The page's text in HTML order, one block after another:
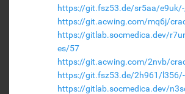
https://git.fsz53.de/sr5aa/
https://git.acwing.com/mq6j/
https://gitlab.socmedica.dev/
es/57
https://git.acwing.com/2nvb/
https://git.fsz53.de/2h961/
https://gitlab.socmedica.dev/